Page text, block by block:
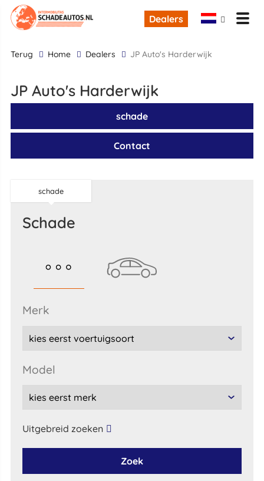
Dealers
terug Home Dealers JP Auto's Harderwijk
JP Auto's Harderwijk
schade
Contact
schade
schade
merk
model
Uitgebreid zoeken
Zoek